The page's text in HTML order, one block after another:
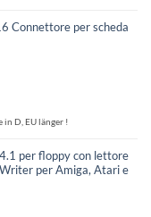
Connettore per scheda
in D, EU länger !
per floppy con lettore
per Amiga, Atari e